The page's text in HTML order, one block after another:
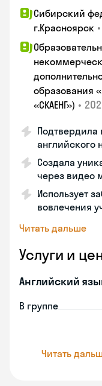
Сибирский
г.Красноярск •
образования
«СКАЕНГ») •
Подтвердила
английского
Создала
через видео
Использует
вовлечения
Читать дальше
Услуги и
Английский
В группе
Читать